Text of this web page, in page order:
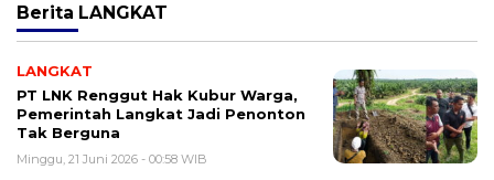
Berita LANGKAT
LANGKAT
PT LNK Renggut Hak Kubur Warga,
Pemerintah Langkat Jadi Penonton
Tak Berguna
Minggu, 21 Juni 2026 - 00:58 WIB